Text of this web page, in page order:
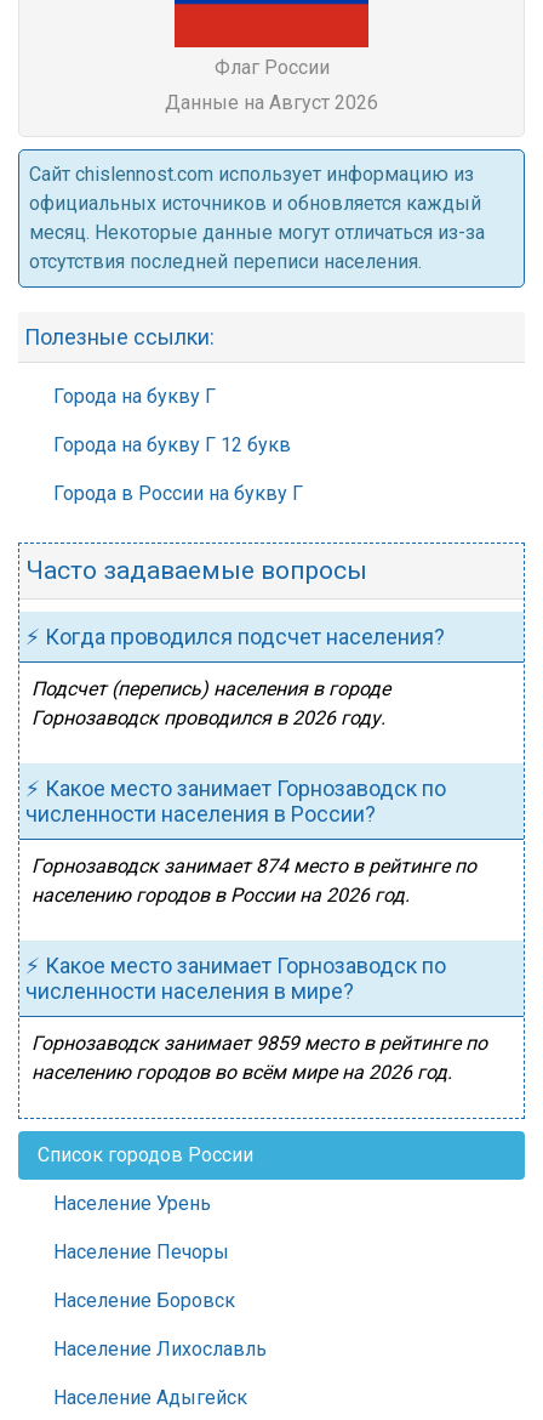
Флаг России
Данные на Август 2026
Cайт chislennost.com использует информацию из
официальных источников и обновляется каждый
месяц. Некоторые данные могут отличаться из-за
отсутствия последней переписи населения.
Полезные ссылки:
Города на букву Г
Города на букву Г 12 букв
Города в России на букву Г
Часто задаваемые вопросы
⚡ Когда проводился подсчет населения?
Подсчет (перепись) населения в городе
Горнозаводск проводился в 2026 году.
⚡ Какое место занимает Горнозаводск по
численности населения в России?
Горнозаводск занимает 874 место в рейтинге по
населению городов в России на 2026 год.
⚡ Какое место занимает Горнозаводск по
численности населения в мире?
Горнозаводск занимает 9859 место в рейтинге по
населению городов во всём мире на 2026 год.
Список городов России
Население Урень
Население Печоры
Население Боровск
Население Лихославль
Население Адыгейск